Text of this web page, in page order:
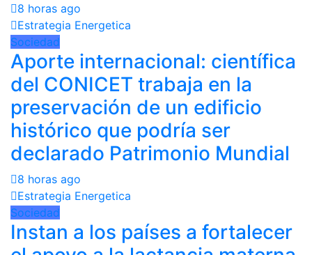
8 horas ago
Estrategia Energetica
Sociedad
Aporte internacional: científica
del CONICET trabaja en la
preservación de un edificio
histórico que podría ser
declarado Patrimonio Mundial
8 horas ago
Estrategia Energetica
Sociedad
Instan a los países a fortalecer